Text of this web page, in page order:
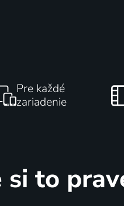
Pre každé
zariadenie
to